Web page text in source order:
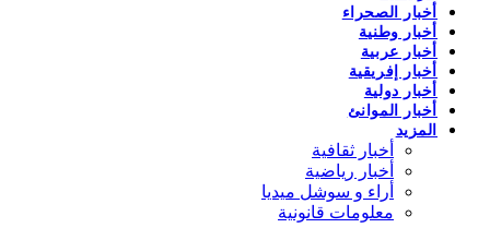
أخبار الصحراء
أخبار وطنية
أخبار عربية
أخبار إفريقية
أخبار دولية
أخبار الموانئ
المزيد
أخبار ثقافية
أخبار رياضية
أراء و سوشل ميديا
معلومات قانونية